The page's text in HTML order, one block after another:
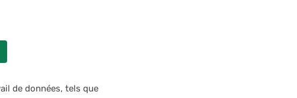
de données, tels que